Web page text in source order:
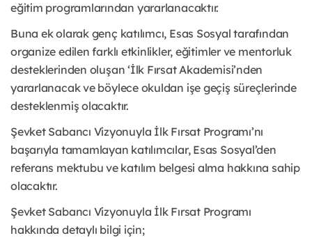
eğitim programlarından yararlanacaktır.
Buna ek olarak genç katılımcı, Esas Sosyal tarafından
organize edilen farklı etkinlikler, eğitimler ve mentorluk
desteklerinden oluşan ‘İlk Fırsat Akademisi’nden
yararlanacak ve böylece okuldan işe geçiş süreçlerinde
desteklenmiş olacaktır.
Şevket Sabancı Vizyonuyla İlk Fırsat Programı’nı
başarıyla tamamlayan katılımcılar, Esas Sosyal’den
referans mektubu ve katılım belgesi alma hakkına sahip
olacaktır.
Şevket Sabancı Vizyonuyla İlk Fırsat Programı
hakkında detaylı bilgi için;